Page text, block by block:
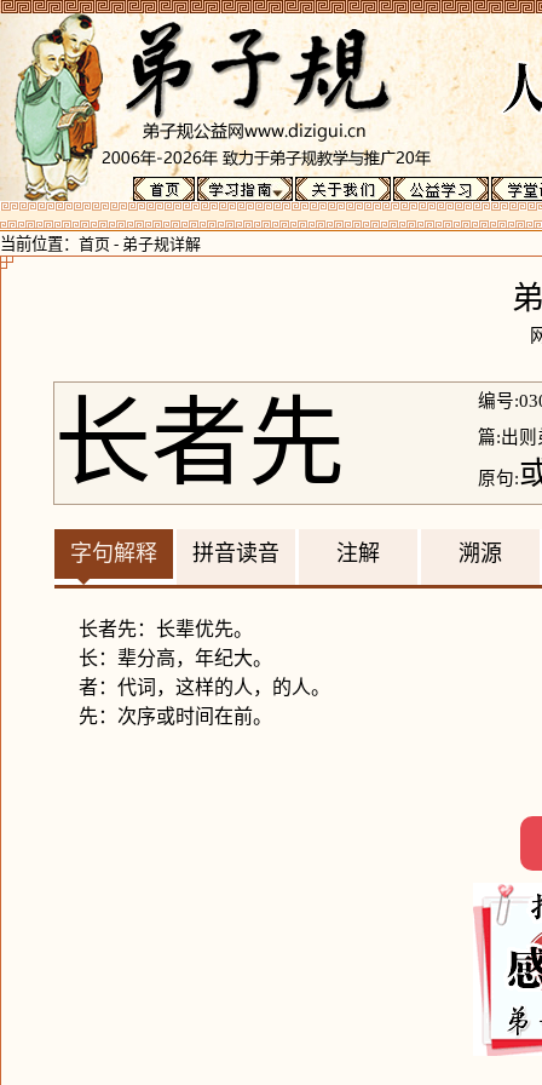
当前位置： 首页 - 弟子规详解
长者先
编号
篇:出则
原句:
字句解释 拼音读音 注解 溯源
长者先：长辈优先。
长：辈分高，年纪大。
者：代词，这样的人，的人。
先：次序或时间在前。